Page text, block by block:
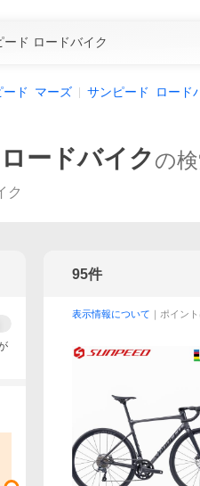
ド マーズ サンピード ロード
ードバイクの
ク
95件
表示情報について ｜ポイン